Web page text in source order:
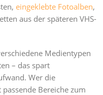
eingeklebte Fotoalben,
aus der späteren VHS-
Medientypen
– das spart
Wer die
Bereiche zum